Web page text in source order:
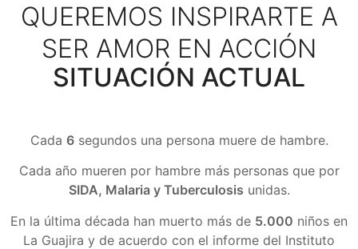
QUEREMOS INSPIRARTE A
SER AMOR EN ACCIÓN
SITUACIÓN ACTUAL
Cada 6segundos una persona muere de hambre.
Cada año mueren por hambre más personas que por
SIDA, Malaria y Tuberculosis unidas.
En la última década han muerto más de 5.000 niños en
La Guajira y de acuerdo con el informe del Instituto